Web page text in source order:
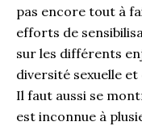
pas encore tout à
efforts de
sur les différents
diversité sexuelle
Il faut aussi se
est inconnue à